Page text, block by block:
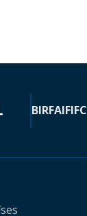
BIRFAIFIFC